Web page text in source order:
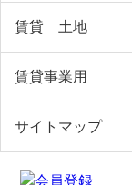
賃貸 土地
賃貸事業用
サイトマップ